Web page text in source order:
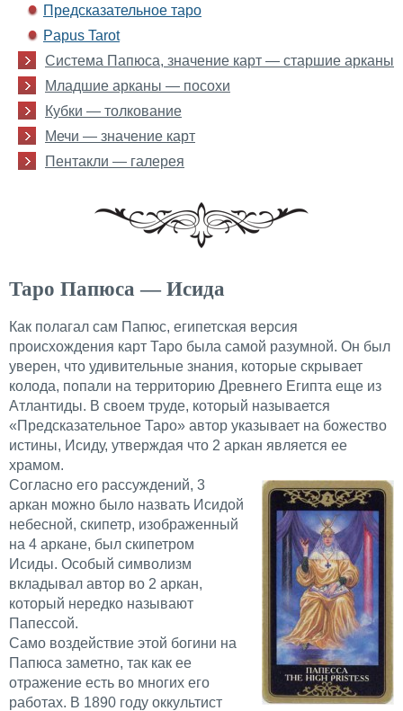
Предсказательное таро
Papus Tarot
Система Папюса, значение карт — старшие арканы
Младшие арканы — посохи
Кубки — толкование
Мечи — значение карт
Пентакли — галерея
Таро Папюса — Исида
Как полагал сам Папюс, египетская версия
происхождения карт Таро была самой разумной. Он был
уверен, что удивительные знания, которые скрывает
колода, попали на территорию Древнего Египта еще из
Атлантиды. В своем труде, который называется
«Предсказательное Таро» автор указывает на божество
истины, Исиду, утверждая что 2 аркан является ее
храмом.
Согласно его рассуждений, 3
аркан можно было назвать Исидой
небесной, скипетр, изображенный
на 4 аркане, был скипетром
Исиды. Особый символизм
вкладывал автор во 2 аркан,
который нередко называют
Папессой.
Само воздействие этой богини на
Папюса заметно, так как ее
отражение есть во многих его
работах. В 1890 году оккультист